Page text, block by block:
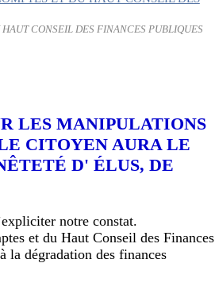
CONSEIL DES FINANCES PUBLIQUES
LES MANIPULATIONS
CITOYEN AURA LE
D' ÉLUS, DE
notre constat.
et du Haut Conseil des Finances
la dégradation des finances